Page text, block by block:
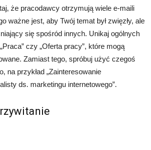
że pracodawcy otrzymują wiele e-maili
ważne jest, aby Twój temat był zwięzły, ale
się spośród innych. Unikaj ogólnych
czy „Oferta pracy”, które mogą
Zamiast tego, spróbuj użyć czegoś
na przykład „Zainteresowanie
ds. marketingu internetowego”.